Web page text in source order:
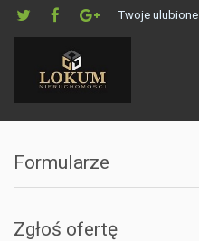
Twoje ulubione
Formularze
Zgłoś ofertę